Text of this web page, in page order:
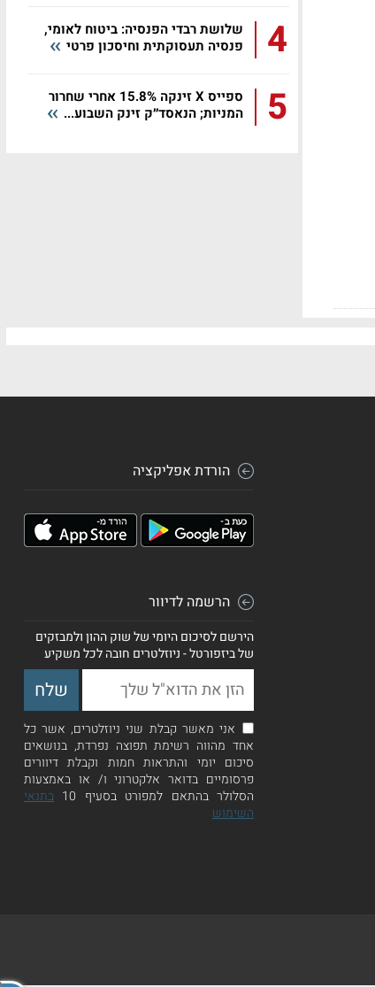
4
שלושת רבדי הפנסיה: ביטוח לאומי,
פנסיה תעסוקתית וחיסכון פרטי
5
ספייס X זינקה 15.8% אחרי שחרור
המניות; הנאסד״ק זינק השבוע...
הורדת אפליקציה
הרשמה לדיוור
הירשם לסיכום היומי של שוק ההון ולמבזקים
של ביזפורטל - ניוזלטרים חובה לכל משקיע
אני מאשר קבלת שני ניוזלטרים, אשר כל
אחד מהווה רשימת תפוצה נפרדת, בנושאים
סיכום יומי והתראות חמות וקבלת דיוורים
פרסומיים בדואר אלקטרוני ו/ או באמצעות
הסלולר בהתאם למפורט בסעיף 10
בתנאי
השימוש